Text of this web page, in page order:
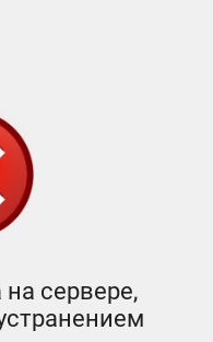
сервере,